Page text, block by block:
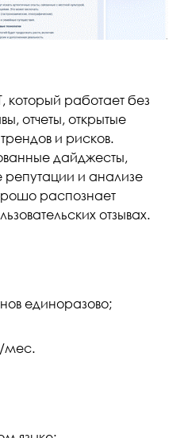
который работает без
отчеты, открытые
и рисков.
дайджесты,
репутации и анализе
распознает
отзывах.
единоразово;
мес.